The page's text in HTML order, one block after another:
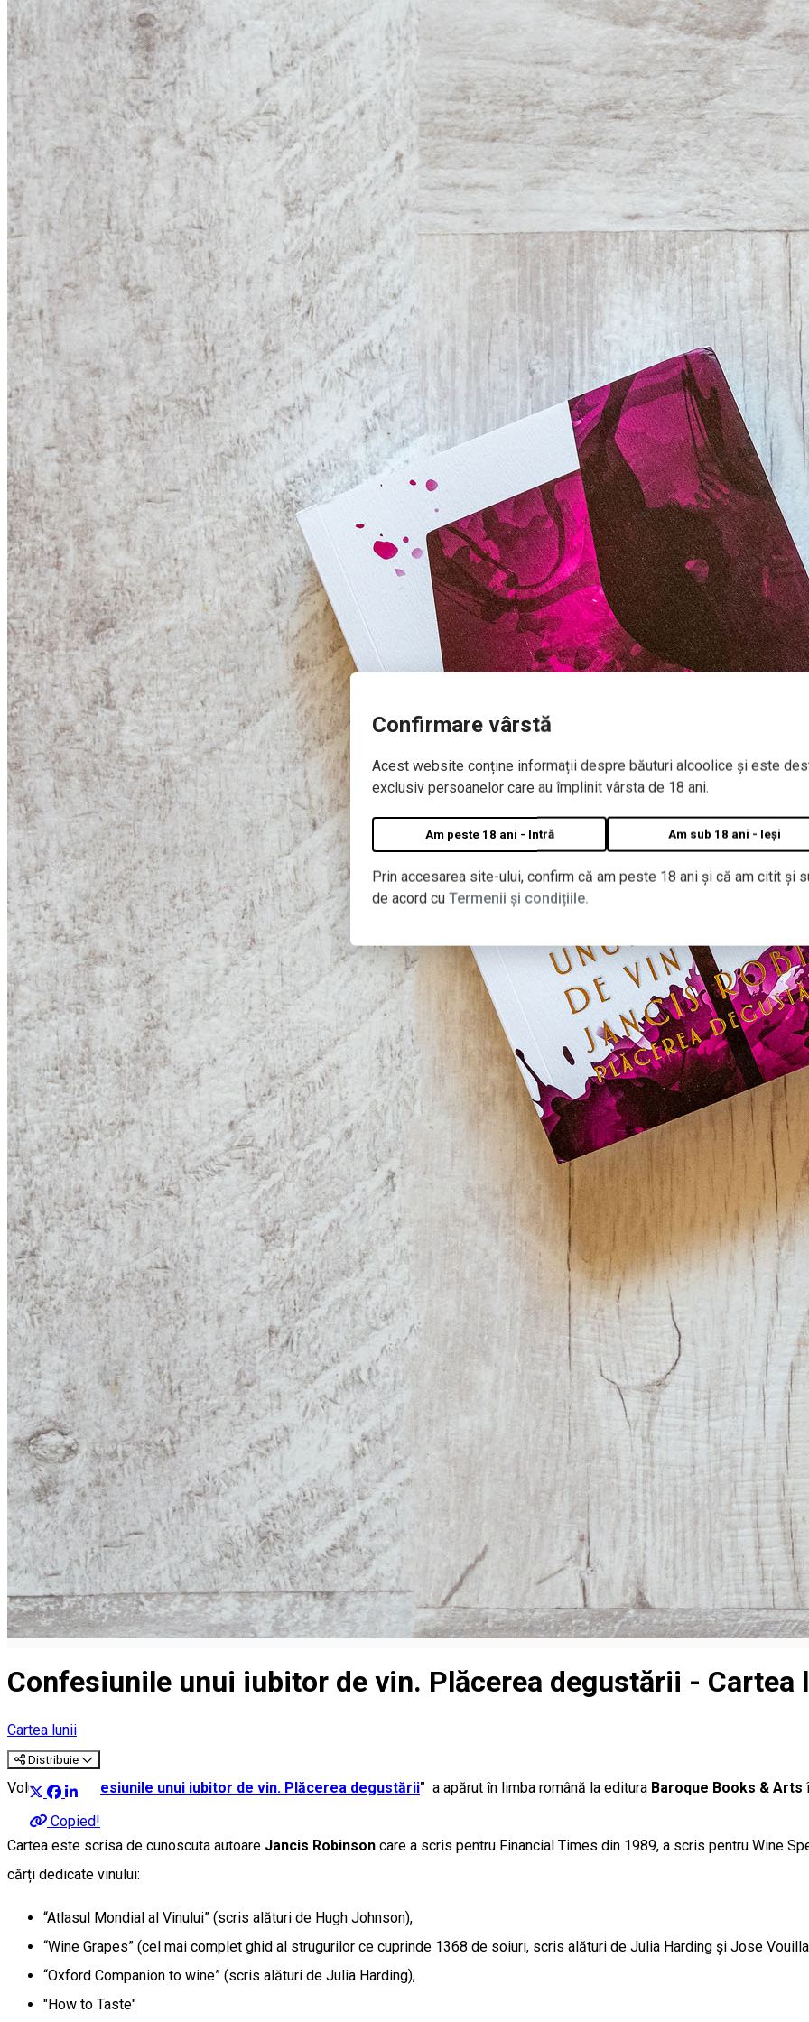
Confirmare vârstă
Acest website conține informații despre băuturi alcoolice și este
exclusiv persoanelor care au împlinit vârsta de 18 ani.
Am peste 18 ani - Intră Am sub 18 ani - Ieși
Prin accesarea site-ului, confirm că am peste 18 ani și că am citit și
de acord cu Termenii și condițiile.
English
Confesiunile unui iubitor de vin. Plăcerea degustării -
Cartea lunii
Distribuie
Copied!
Volumul "Confesiunile unui iubitor de vin. Plăcerea degustării" a apărut în limba română la editura Baroque Books & Arts
Cartea este scrisa de cunoscuta autoare Jancis Robinson care a scris pentru Financial Times din 1989, a scris pentru Wine
cărți dedicate vinului:
“Atlasul Mondial al Vinului” (scris alături de Hugh Johnson),
“Wine Grapes” (cel mai complet ghid al strugurilor ce cuprinde 1368 de soiuri, scris alături de Julia Harding și Jose
“Oxford Companion to wine” (scris alături de Julia Harding),
"How to Taste"